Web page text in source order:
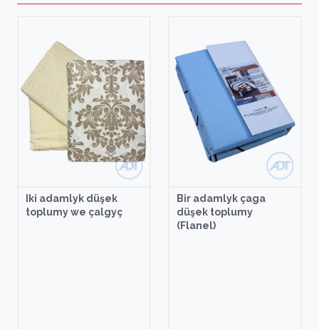
Iki adamlyk düşek
toplumy we çalgyç
Bir adamlyk çaga
düşek toplumy
(Flanel)